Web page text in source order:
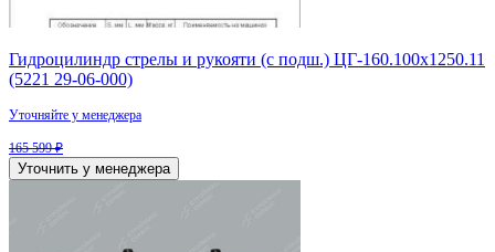
Гидроцилиндр стрелы и рукояти (с подш.) ЦГ-160.100х1250.11
(5221 29-06-000)
Уточняйте у менеджера
165 599 ₽
Уточнить у менеджера